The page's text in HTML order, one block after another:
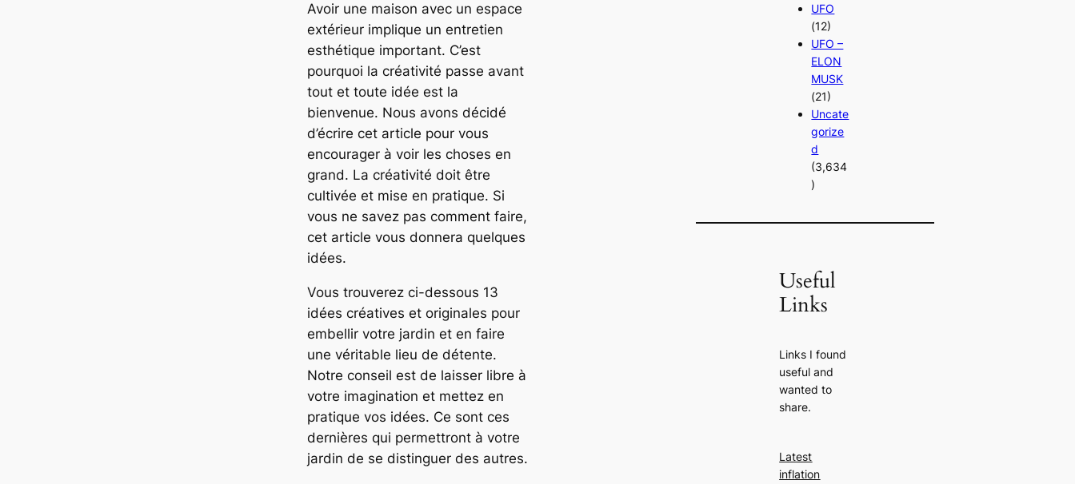
Avoir une maison avec un espace
extérieur implique un entretien
esthétique important. C’est
pourquoi la créativité passe avant
tout et toute idée est la
bienvenue. Nous avons décidé
d’écrire cet article pour vous
encourager à voir les choses en
grand. La créativité doit être
cultivée et mise en pratique. Si
vous ne savez pas comment faire,
cet article vous donnera quelques
idées.
Vous trouverez ci-dessous 13
idées créatives et originales pour
embellir votre jardin et en faire
une véritable lieu de détente.
Notre conseil est de laisser libre à
votre imagination et mettez en
pratique vos idées. Ce sont ces
dernières qui permettront à votre
jardin de se distinguer des autres.
UFO
(12)
UFO –
ELON
MUSK
(21)
Uncate
gorize
d
(3,634
)
Useful
Links
Links I found
useful and
wanted to
share.
Latest
inflation